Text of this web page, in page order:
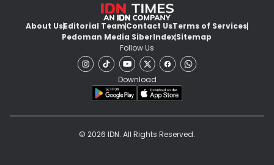
About UsEditorial TeamContact UsTerms of Services
Pedoman Media SiberIndexSitemap
Follow Us
Download
© 2026 IDN. All Rights Reserved.